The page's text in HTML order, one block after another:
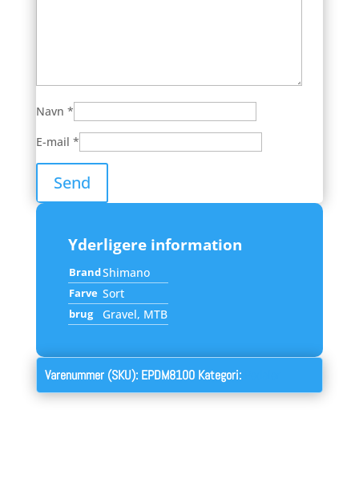
Navn *
E-mail *
Yderligere information
BrandShimano
Farve Sort
brug Gravel, MTB
Varenummer (SKU): EPDM8100 Kategori: